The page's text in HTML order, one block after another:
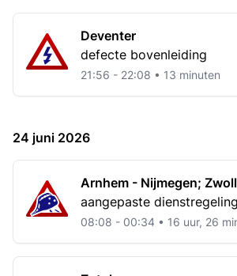
Deventer
defecte bovenleiding
21:56 - 22:08 • 13 minuten
24 juni 2026
Arnhem - Nijmegen;
aangepaste dienstregeling
08:08 - 00:34 • 16 uur, 26